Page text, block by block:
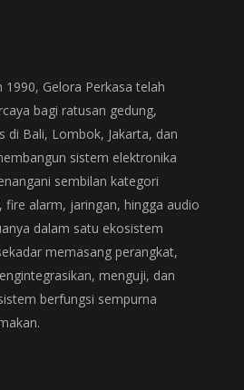
1990, Gelora Perkasa telah
bagi ratusan gedung,
di Bali, Lombok, Jakarta, dan
sistem elektronika
sembilan kategori
alarm, jaringan, hingga audio
dalam satu ekosistem
memasang perangkat,
menguji, dan
berfungsi sempurna